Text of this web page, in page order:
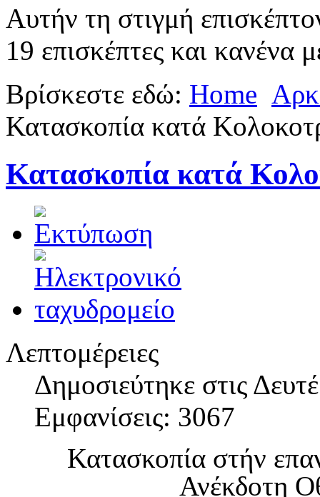
Αυτήν τη στιγμή
19 επισκέπτες και κανένα
Βρίσκεστε εδώ: Home
Κατασκοπία κατά
Κατασκοπία κατά
Λεπτομέρειες
Δημοσιεύτηκε στις
Εμφανίσεις: 3067
Κατασκοπία στήν
Ανέκδοτη